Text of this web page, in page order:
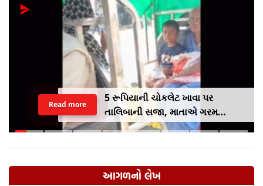
5 રૂપિયાની ચોકલેટ ખાવા પર
તાલિબાની સજા, માતાએ ગરમ
ચપ્પુથી પુત્રના પગમાં આપ્યો ડામ,
Read more
આગળનો લેખ